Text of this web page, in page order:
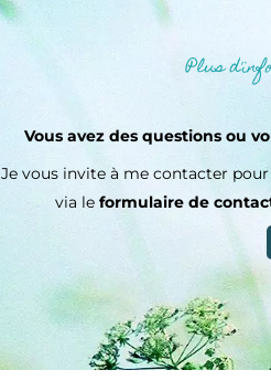
Plus
Vous avez des questions ou
Je vous invite à me contacter
via le formulaire de